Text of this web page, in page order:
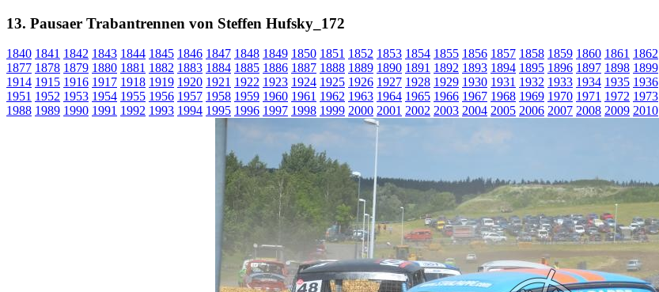
13. Pausaer Trabantrennen von Steffen Hufsky_172
1840 1841 1842 1843 1844 1845 1846 1847 1848 1849 1850 1851 1852 1853 1854 1855 1856 1857 1858 1859 1860 1861 1862
1877 1878 1879 1880 1881 1882 1883 1884 1885 1886 1887 1888 1889 1890 1891 1892 1893 1894 1895 1896 1897 1898 1899
1914 1915 1916 1917 1918 1919 1920 1921 1922 1923 1924 1925 1926 1927 1928 1929 1930 1931 1932 1933 1934 1935 1936
1951 1952 1953 1954 1955 1956 1957 1958 1959 1960 1961 1962 1963 1964 1965 1966 1967 1968 1969 1970 1971 1972 1973
1988 1989 1990 1991 1992 1993 1994 1995 1996 1997 1998 1999 2000 2001 2002 2003 2004 2005 2006 2007 2008 2009 2010